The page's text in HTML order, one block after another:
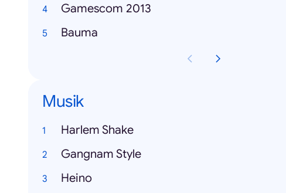
Gamescom 2013
Bauma
Musik
Harlem Shake
Gangnam Style
Heino